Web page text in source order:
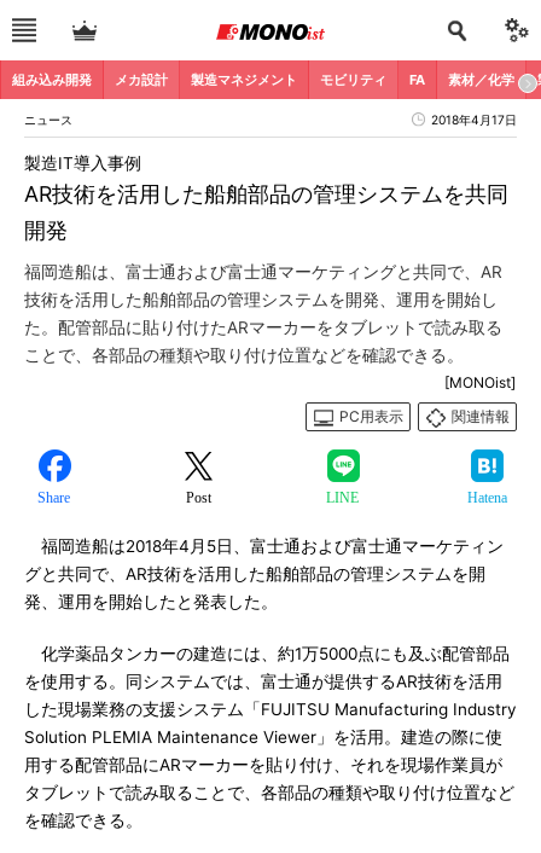
組み込み開発 メカ設計 製造マネジメント モビリティ FA 素材／化学
ニュース 2018年4月17日
AR技術を活用した船舶部品の管理システムを共同
開発
製造IT導入事例
福岡造船は、富士通および富士通マーケティングと共同で、AR
技術を活用した船舶部品の管理システムを開発、運用を開始し
た。配管部品に貼り付けたARマーカーをタブレットで読み取る
ことで、各部品の種類や取り付け位置などを確認できる。
[MONOist]
PC用表示
関連情報
Share Post LINE Hatena
福岡造船は2018年4月5日、富士通および富士通マーケティン
グと共同で、AR技術を活用した船舶部品の管理システムを開
発、運用を開始したと発表した。
化学薬品タンカーの建造には、約1万5000点にも及ぶ配管部品
を使用する。同システムでは、富士通が提供するAR技術を活用
した現場業務の支援システム「FUJITSU Manufacturing Industry
Solution PLEMIA Maintenance Viewer」を活用。建造の際に使
用する配管部品にARマーカーを貼り付け、それを現場作業員が
タブレットで読み取ることで、各部品の種類や取り付け位置など
を確認できる。